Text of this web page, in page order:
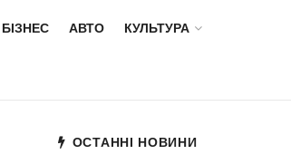
БІЗНЕС АВТО КУЛЬТУРА
ОСТАННІ НОВИНИ